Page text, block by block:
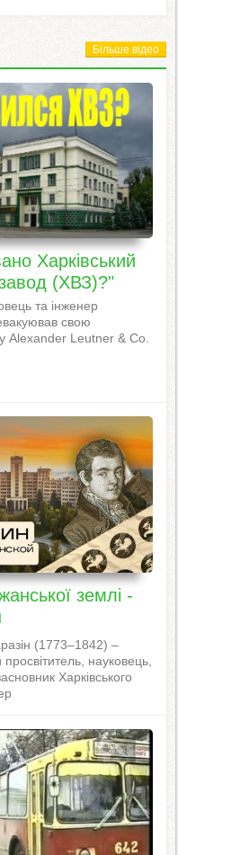
Більше відео
Харківський
(ХВЗ)?"
та інженер
свою
Alexander Leutner & Co.
землі -
(1773–1842) –
науковець,
Харківського